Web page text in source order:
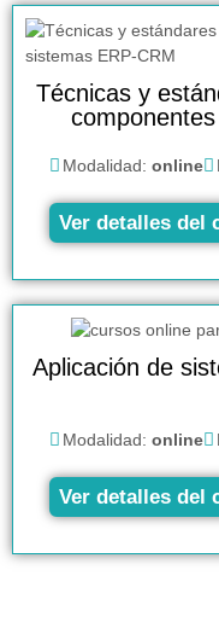
Técnicas y
Modalidad: online
Ver detalles del
Aplicación de
Modalidad: online
Ver detalles del